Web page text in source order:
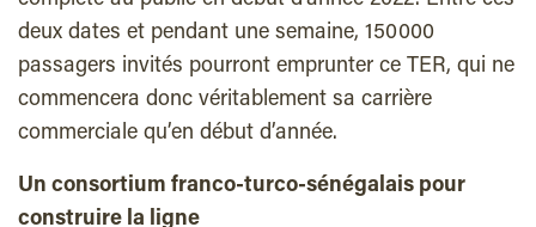
deux dates et pendant une semaine, 150 000
passagers invités pourront emprunter ce TER, qui ne
commencera donc véritablement sa carrière
commerciale qu’en début d’année.
Un consortium franco-turco-sénégalais pour
construire la ligne